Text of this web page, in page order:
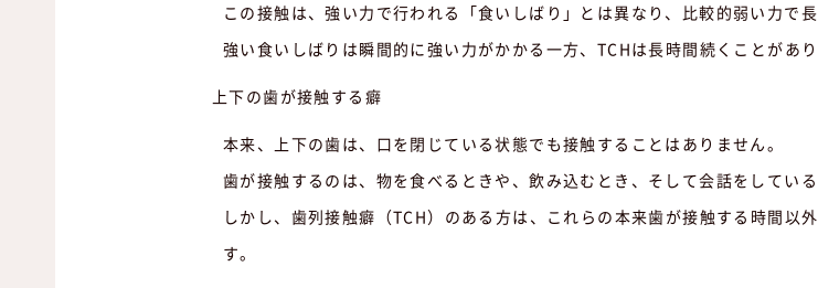
この接触は、強い力で行われる「食いしばり」とは異なり、比較的弱い力で
強い食いしばりは瞬間的に強い力がかかる一方、TCHは長時間続くことがあ
上下の歯が接触する癖
本来、上下の歯は、口を閉じている状態でも接触することはありません。
歯が接触するのは、物を食べるときや、飲み込むとき、そして会話をしている
しかし、歯列接触癖（TCH）のある方は、これらの本来歯が接触する時間以
す。